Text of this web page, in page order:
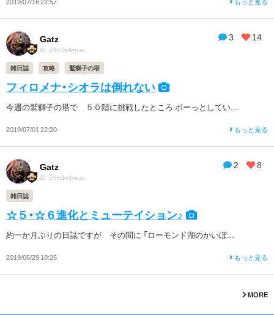
3 14
Gatz
ID: jz9xt3w4mcec
雑日誌 攻略 鷲獅子の塔
フィロメナ・シオラは倒れない
今週の鷲獅子の塔で ５０階に挑戦したところ ボーっとしてい...
2019/07/01 22:20 もっと見る
2 8
Gatz
ID: jz9xt3w4mcec
雑日誌
☆５・☆６進化とミューテイション♪
約一か月ぶりの日誌ですが その間に 「ローモンド湖のかいぼ...
2019/06/29 10:25 もっと見る
MORE